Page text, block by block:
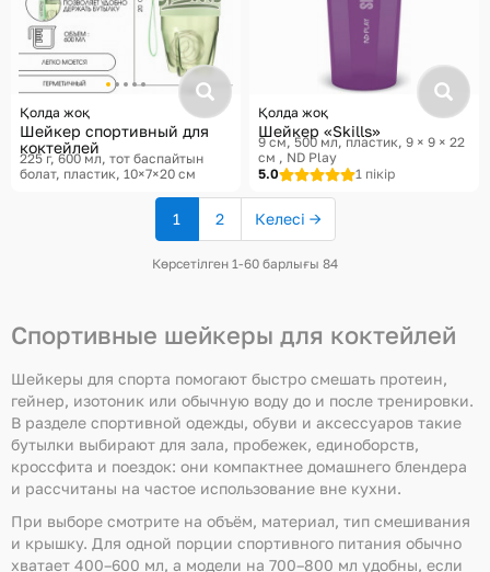
Қолда жоқ
Шейкер спортивный для
коктейлей
225 г, 600 мл, тот баспайтын
болат, пластик, 10×7×20 см
Қолда жоқ
Шейкер «Skills»
9 см, 500 мл, пластик, 9 × 9 × 22
см
ND Play
5.0
1 пікір
1(ағымдағы
2 Келесі →
Көрсетілген 1-60 барлығы 84
Спортивные шейкеры для коктейлей
Шейкеры для спорта помогают быстро смешать протеин,
гейнер, изотоник или обычную воду до и после тренировки.
В разделе спортивной одежды, обуви и аксессуаров такие
бутылки выбирают для зала, пробежек, единоборств,
кроссфита и поездок: они компактнее домашнего блендера
и рассчитаны на частое использование вне кухни.
При выборе смотрите на объём, материал, тип смешивания
и крышку. Для одной порции спортивного питания обычно
хватает 400–600 мл, а модели на 700–800 мл удобны, если